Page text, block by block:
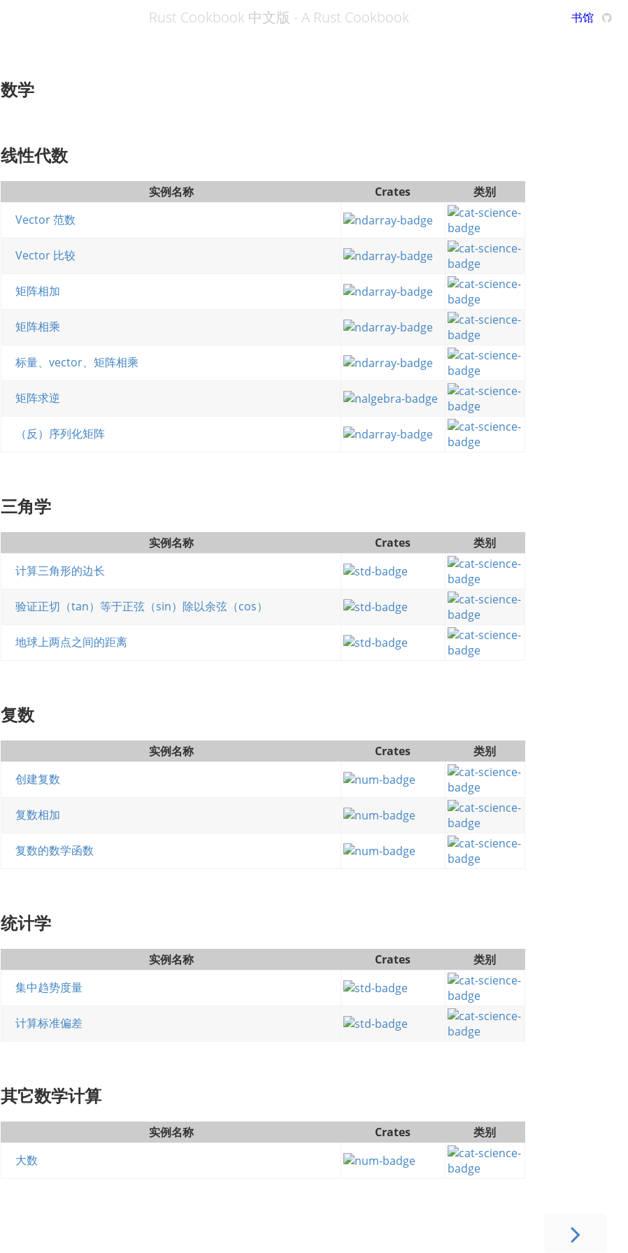
Rust Cookbook 中文版 - A Rust Cookbook 书馆
数学
线性代数
实例名称 Crates
类别
Vector 范数
Vector 比较
矩阵相加
矩阵相乘
标量、vector、矩阵相乘
矩阵求逆
（反）序列化矩阵
三角学
实例名称 Crates
类别
计算三角形的边长
验证正切（tan）等于正弦（sin）除以余弦（cos）
地球上两点之间的距离
复数
实例名称 Crates
类别
创建复数
复数相加
复数的数学函数
统计学
实例名称 Crates
类别
集中趋势度量
计算标准偏差
其它数学计算
实例名称 Crates
类别
大数